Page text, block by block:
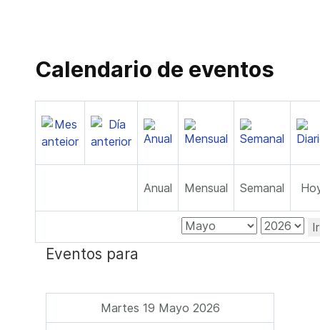
Calendario de eventos
Anual Mensual Semanal
Eventos para
Martes 19 Mayo 2026